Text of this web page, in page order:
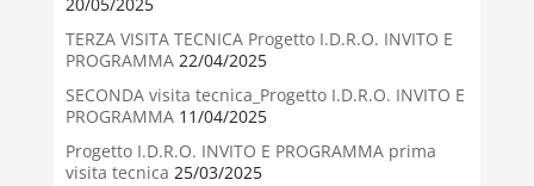
20/05/2025
TERZA VISITA TECNICA Progetto I.D.R.O. INVITO E
PROGRAMMA22/04/2025
SECONDA visita tecnica_Progetto I.D.R.O. INVITO E
PROGRAMMA11/04/2025
Progetto I.D.R.O. INVITO E PROGRAMMA prima
visita tecnica 25/03/2025